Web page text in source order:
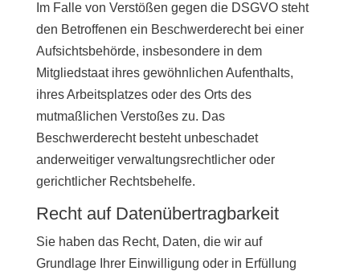
Im Falle von Verstößen gegen die DSGVO steht
den Betroffenen ein Beschwerderecht bei einer
Aufsichtsbehörde, insbesondere in dem
Mitgliedstaat ihres gewöhnlichen Aufenthalts,
ihres Arbeitsplatzes oder des Orts des
mutmaßlichen Verstoßes zu. Das
Beschwerderecht besteht unbeschadet
anderweitiger verwaltungsrechtlicher oder
gerichtlicher Rechtsbehelfe.
Recht auf Daten­übertrag­barkeit
Sie haben das Recht, Daten, die wir auf
Grundlage Ihrer Einwilligung oder in Erfüllung